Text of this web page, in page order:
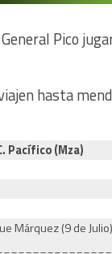
Pico
hasta
Pacífico (Mza)
Márquez (9 de